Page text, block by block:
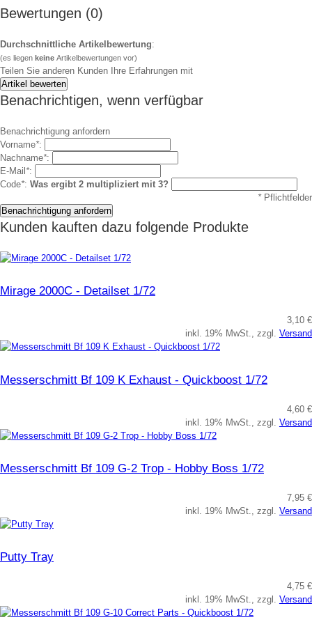
Bewertungen (0)
Durchschnittliche Artikelbewertung:
(es liegen keine Artikelbewertungen vor)
Teilen Sie anderen Kunden Ihre Erfahrungen mit
Benachrichtigen, wenn verfügbar
Benachrichtigung anfordern
Vorname*:
Nachname*:
E-Mail *:
Code*: Was ergibt 2 multipliziert mit 3?
*Pflichtfelder
Kunden kauften dazu folgende Produkte
Mirage 2000C - Detailset 1/72
3,10 €
inkl. 19% MwSt., zzgl. Versand
Messerschmitt Bf 109 K Exhaust - Quickboost 1/72
4,60 €
inkl. 19% MwSt., zzgl. Versand
Messerschmitt Bf 109 G-2 Trop - Hobby Boss 1/72
7,95 €
inkl. 19% MwSt., zzgl. Versand
Putty Tray
4,75 €
inkl. 19% MwSt., zzgl. Versand